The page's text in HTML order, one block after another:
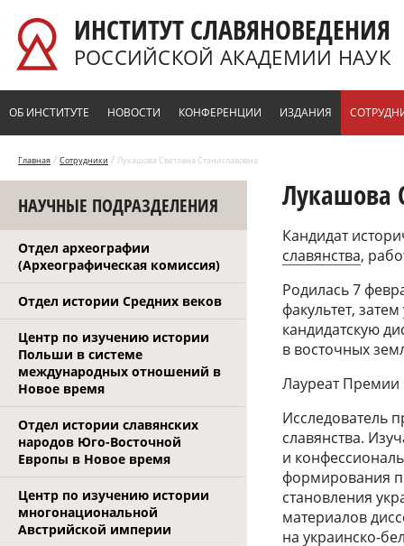
ИНСТИТУТ СЛАВЯНОВЕДЕНИЯ
РОССИЙСКОЙ АКАДЕМИИ НАУК
ОБ ИНСТИТУТЕ НОВОСТИ КОНФЕРЕНЦИИ ИЗДАНИЯ
Главная / Сотрудники / Лукашова Светлана Станиславовна
НАУЧНЫЕ ПОДРАЗДЕЛЕНИЯ
Отдел археографии
(Археографическая комиссия)
Отдел истории Средних веков
Центр по изучению истории
Польши в системе
международных отношений в
Новое время
Отдел истории славянских
народов Юго-Восточной
Европы в Новое время
Центр по изучению истории
многонациональной
Австрийской империи
Лукашова
Кандидат
славянства,
Родилась 7
факультет,
кандидатскую
в восточных
Лауреат Премии
Исследователь
славянства.
и
формирования
становления
материалов
на украинско-